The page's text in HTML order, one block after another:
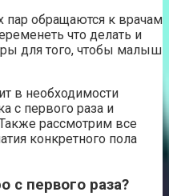
пар обращаются к врачам
что делать и
для того, чтобы малыш
в необходимости
с первого раза и
рассмотрим все
конкретного пола
с первого раза?